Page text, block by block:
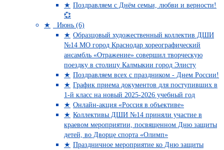
Поздравляем с Днём семьи, любви и верности!
💞
Июнь (6)
Образцовый художественный коллектив ДШИ
№14 МО город Краснодар хореографический
ансамбль «Отражение» совершил творческую
поездку в столицу Калмыкии город Элисту
Поздравляем всех с праздником - Днем России!
График приема документов для поступивших в
1-й класс на новый 2025-2026 учебный год
Онлайн-акция «Россия в объективе»
Коллективы ДШИ №14 приняли участие в
краевом мероприятии, посвященном Дню защиты
детей, во Дворце спорта «Олимп»
Праздничное мероприятие ко Дню защиты